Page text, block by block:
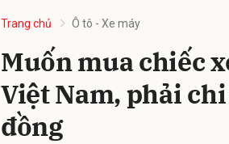
Trang chủ Ô tô - Xe máy
Muốn mua chiếc
Việt Nam, phải
đồng